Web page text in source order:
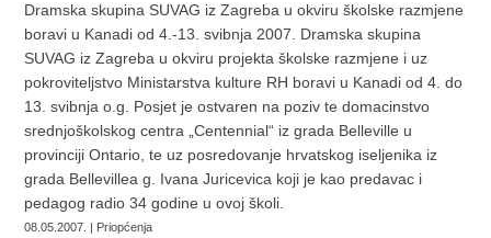
Dramska skupina SUVAG iz Zagreba u okviru školske razmjene
boravi u Kanadi od 4.-13. svibnja 2007. Dramska skupina
SUVAG iz Zagreba u okviru projekta školske razmjene i uz
pokroviteljstvo Ministarstva kulture RH boravi u Kanadi od 4. do
13. svibnja o.g. Posjet je ostvaren na poziv te domacinstvo
srednjoškolskog centra „Centennial“ iz grada Belleville u
provinciji Ontario, te uz posredovanje hrvatskog iseljenika iz
grada Bellevillea g. Ivana Juricevica koji je kao predavac i
pedagog radio 34 godine u ovoj školi.
08.05.2007. | Priopćenja